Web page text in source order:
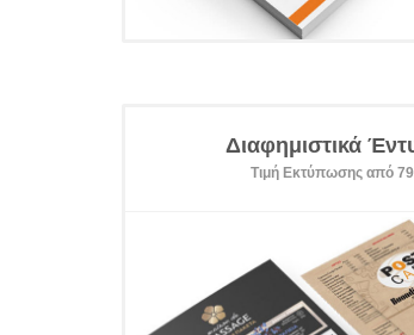
Διαφημιστικά
Τιμή Εκτύπωσης από